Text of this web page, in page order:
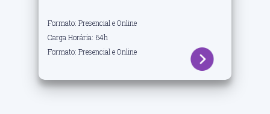
Formato: Presencial e Online
Carga Horária: 64h
Formato: Presencial e Online